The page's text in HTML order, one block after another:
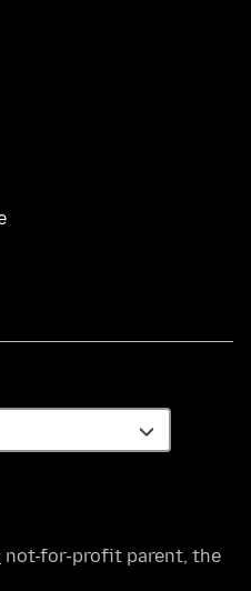
not-for-profit parent, the